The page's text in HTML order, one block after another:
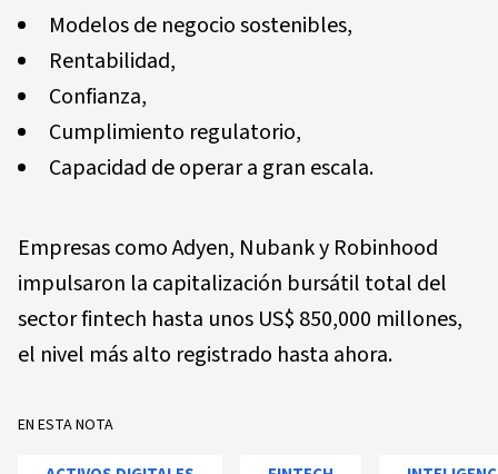
Modelos de negocio sostenibles,
Rentabilidad,
Confianza,
Cumplimiento regulatorio,
Capacidad de operar a gran escala.
Empresas como Adyen, Nubank y Robinhood
impulsaron la capitalización bursátil total del
sector fintech hasta unos US$ 850,000 millones,
el nivel más alto registrado hasta ahora.
EN ESTA NOTA